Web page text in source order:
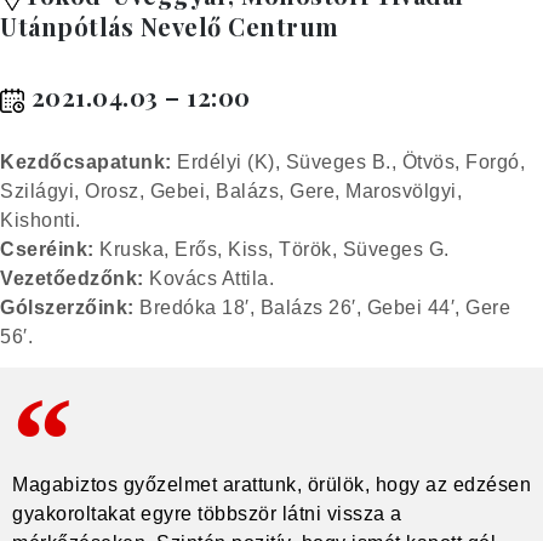
Utánpótlás Nevelő Centrum
2021.04.03 – 12:00
Kezdőcsapatunk: Erdélyi (K), Süveges B., Ötvös, Forgó,
Szilágyi, Orosz, Gebei, Balázs, Gere, Marosvölgyi,
Kishonti.
Cseréink: Kruska, Erős, Kiss, Török, Süveges G.
Vezetőedzőnk: Kovács Attila.
Gólszerzőink: Bredóka 18′, Balázs 26′, Gebei 44′, Gere
56′.
Magabiztos győzelmet arattunk, örülök, hogy az edzésen
gyakoroltakat egyre többször látni vissza a